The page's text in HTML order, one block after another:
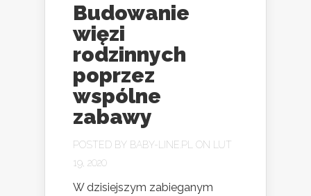
Budowanie
więzi
rodzinnych
poprzez
wspólne
zabawy
POSTED BY BABY-LINE.PL ON LUT
19, 2020
W dzisiejszym zabieganym